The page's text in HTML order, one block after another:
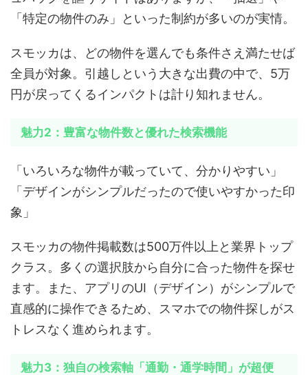
「特定の物件のみ」といった制約が多いのが実情。
スモッカは、どの物件を選んでも条件さえ満たせば
全員が対象。引越しという大きな出費の中で、5万
円が戻ってくるインパクトは計り知れません。
魅力2：豊富な物件数と優れた検索機能
「いろいろな物件が載っていて、分かりやすい」
「デザインがシンプルだったので使いやすかった印
象」
スモッカの物件掲載数は500万件以上と業界トップ
クラス。多くの選択肢から自分に合った物件を探せ
ます。また、アプリのUI（デザイン）がシンプルで
直感的に操作できるため、スマホでの物件探しがス
トレスなく進められます。
魅力3：独自の検索軸「通勤・通学時間」が超便